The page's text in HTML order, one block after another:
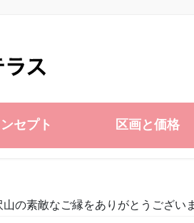
セプト 区画と価格
の素敵なご縁をありがとうござい